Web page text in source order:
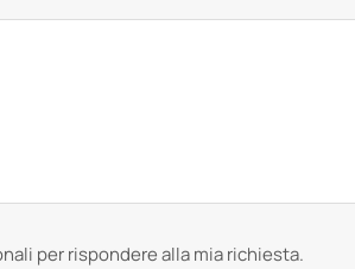
per rispondere alla mia richiesta.